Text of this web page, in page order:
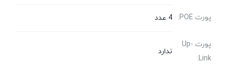
پورت POE: 4 عدد
پورت Up-
Link:
ندارد